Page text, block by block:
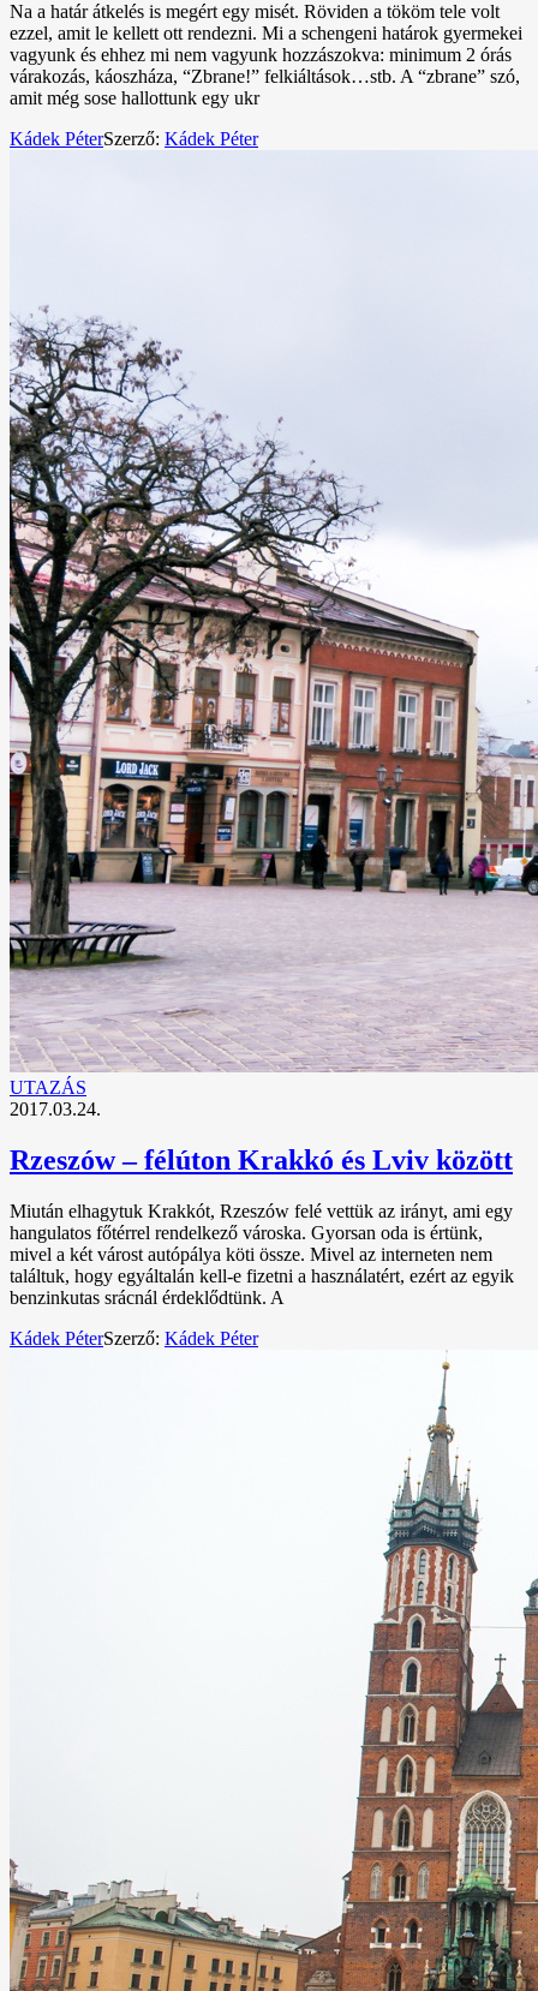
Na a határ átkelés is megért egy misét. Röviden a tököm tele volt
ezzel, amit le kellett ott rendezni. Mi a schengeni határok gyermekei
vagyunk és ehhez mi nem vagyunk hozzászokva: minimum 2 órás
várakozás, káoszháza, “Zbrane!” felkiáltások…stb. A “zbrane” szó,
amit még sose hallottunk egy ukr
Kádek PéterSzerző: Kádek Péter
UTAZÁS
2017.03.24.
Rzeszów – félúton Krakkó és Lviv között
Miután elhagytuk Krakkót, Rzeszów felé vettük az irányt, ami egy
hangulatos főtérrel rendelkező városka. Gyorsan oda is értünk,
mivel a két várost autópálya köti össze. Mivel az interneten nem
találtuk, hogy egyáltalán kell-e fizetni a használatért, ezért az egyik
benzinkutas srácnál érdeklődtünk. A
Kádek PéterSzerző: Kádek Péter